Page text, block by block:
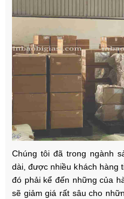
Chúng tôi đã trong ngành
dài, được nhiều khách hàng
đó phải kể đến những của
sẽ giảm giá rất sâu cho